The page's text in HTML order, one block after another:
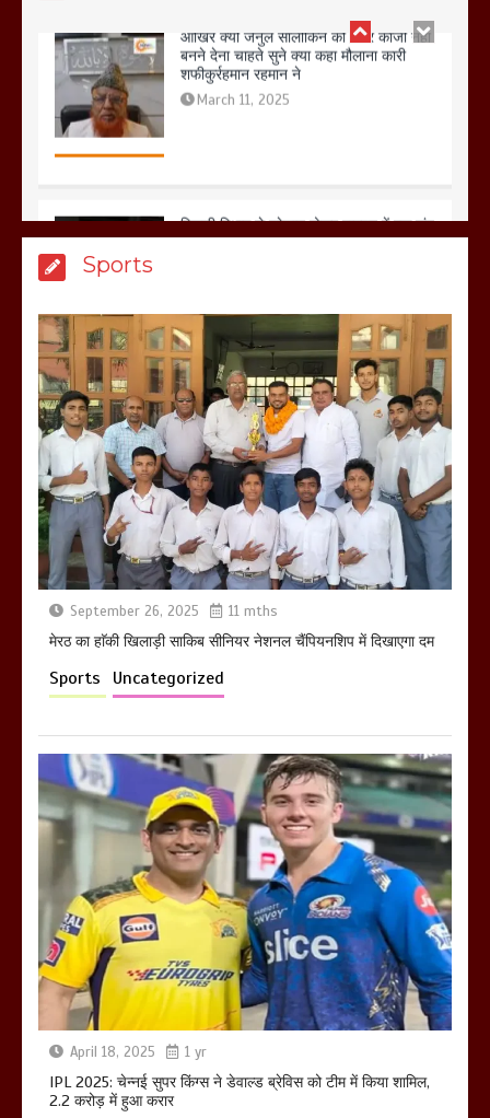
बिजली विभाग से परेशान होकर बागपत में एक संत
ने सरकार को दी आमरण अनशन की चेतावनी
March 8, 2025
होलिका रखने पर लात मार कर होलिका को किया
तहस नहस,मोहल्ले वालों के साथ की गई गाली
गलोच ,कहा अगर रखी गई होली तो होगा खून
खराबा,
March 11, 2025
Sports
September 26, 2025 11 mths
मेरठ का हाॅकी खिलाड़ी साकिब सीनियर नेशनल चैंपियनशिप में दिखाएगा दम
Sports Uncategorized
April 18, 2025 1 yr
IPL 2025: चेन्नई सुपर किंग्स ने डेवाल्ड ब्रेविस को टीम में किया शामिल,
2.2 करोड़ में हुआ करार